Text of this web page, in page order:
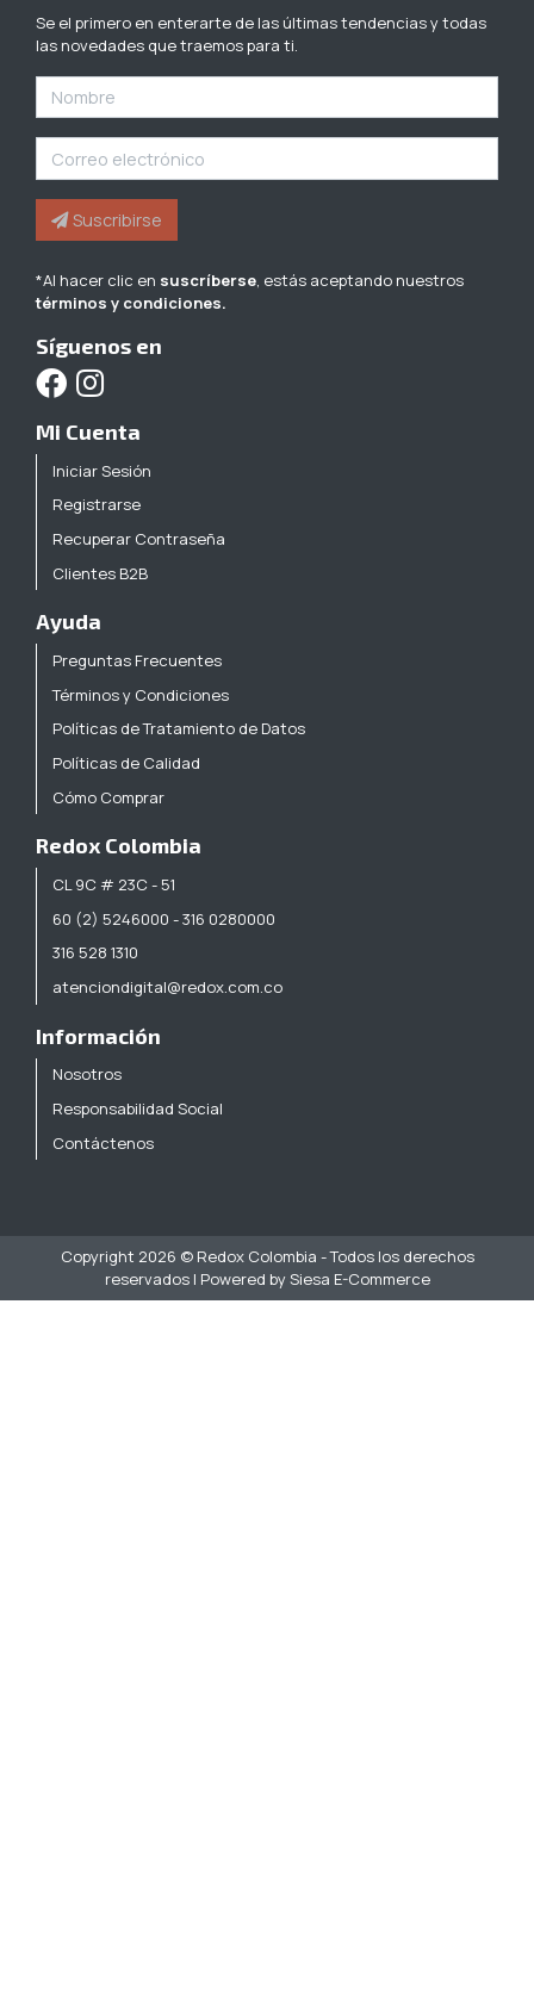
Se el primero en enterarte de las últimas tendencias y todas
las novedades que traemos para ti.
Suscribirse
*Al hacer clic en suscríberse, estás aceptando nuestros
términos y condiciones.
Síguenos en
Mi Cuenta
Iniciar Sesión
Registrarse
Recuperar Contraseña
Clientes B2B
Ayuda
Preguntas Frecuentes
Términos y Condiciones
Políticas de Tratamiento de Datos
Políticas de Calidad
Cómo Comprar
Redox Colombia
CL 9C # 23C - 51
60 (2) 5246000 - 316 0280000
316 528 1310
atenciondigital@redox.com.co
Información
Nosotros
Responsabilidad Social
Contáctenos
Copyright 2026 © Redox Colombia - Todos los derechos
reservados | Powered by Siesa E-Commerce